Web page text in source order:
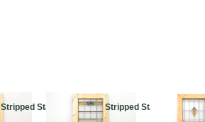
Stripped Stained Stripped Stained